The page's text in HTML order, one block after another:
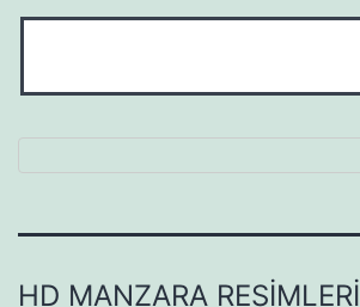
HD MANZARA RESIMLERI